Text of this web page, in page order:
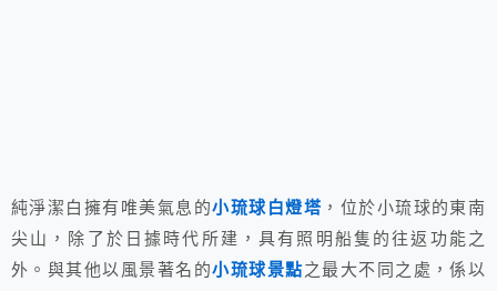
純淨潔白擁有唯美氣息的小琉球白燈塔 ，位於小琉球的東南
尖山，除了於日據時代所建，具有照明船隻的往返功能之
外。與其他以風景著名的小琉球景點之最大不同之處，係以